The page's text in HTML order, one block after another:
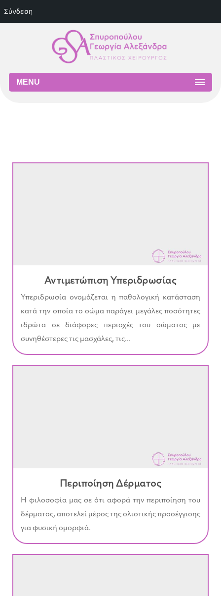
MENU
Αντιμετώπιση Υπεριδρωσίας
Υπεριδρωσία ονομάζεται η παθολογική κατάσταση
κατά την οποία το σώμα παράγει μεγάλες ποσότητες
ιδρώτα σε διάφορες περιοχές του σώματος με
συνηθέστερες τις μασχάλες, τις...
Περιποίηση Δέρματος
Η φιλοσοφία μας σε ότι αφορά την περιποίηση του
δέρματος, αποτελεί μέρος της ολιστικής προσέγγισης
για φυσική ομορφιά.
Σύνδεση